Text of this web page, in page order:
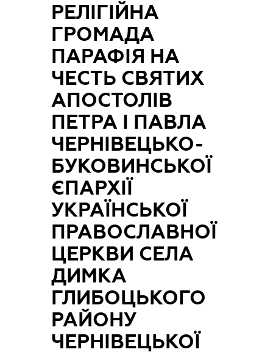
РЕЛІГІЙНА
ГРОМАДА
ПАРАФІЯ НА
ЧЕСТЬ СВЯТИХ
АПОСТОЛІВ
ПЕТРА І ПАВЛА
ЧЕРНІВЕЦЬКО-
БУКОВИНСЬКОЇ
ЄПАРХІЇ
УКРАЇНСЬКОЇ
ПРАВОСЛАВНОЇ
ЦЕРКВИ СЕЛА
ДИМКА
ГЛИБОЦЬКОГО
РАЙОНУ
ЧЕРНІВЕЦЬКОЇ